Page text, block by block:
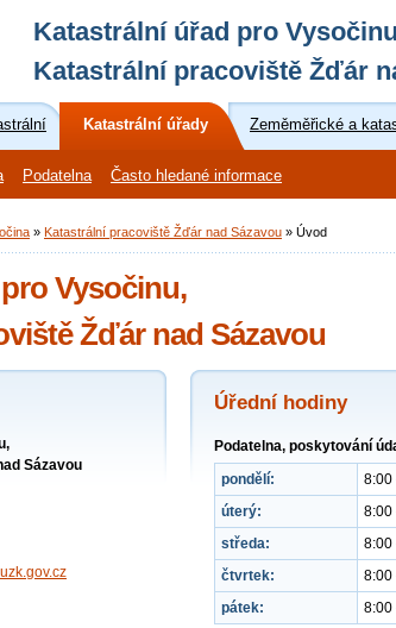
Katastrální úřad pro
Katastrální pracoviště Žďár
Katastrální úřady Zeměměřické a
Podatelna Často hledané informace
» Katastrální pracoviště Žďár nad Sázavou » Úvod
Vysočinu,
Žďár nad Sázavou
Úřední hodiny
Podatelna, poskytování
pondělí:
8:00
úterý:
8:00
středa:
8:00
čtvrtek:
8:00
pátek:
8:00
Sázavou